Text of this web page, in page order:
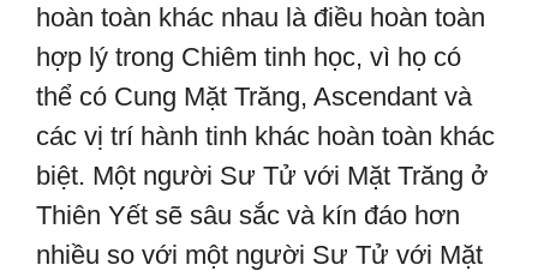
hoàn toàn khác nhau là điều hoàn toàn
hợp lý trong Chiêm tinh học, vì họ có
thể có Cung Mặt Trăng, Ascendant và
các vị trí hành tinh khác hoàn toàn khác
biệt. Một người Sư Tử với Mặt Trăng ở
Thiên Yết sẽ sâu sắc và kín đáo hơn
nhiều so với một người Sư Tử với Mặt